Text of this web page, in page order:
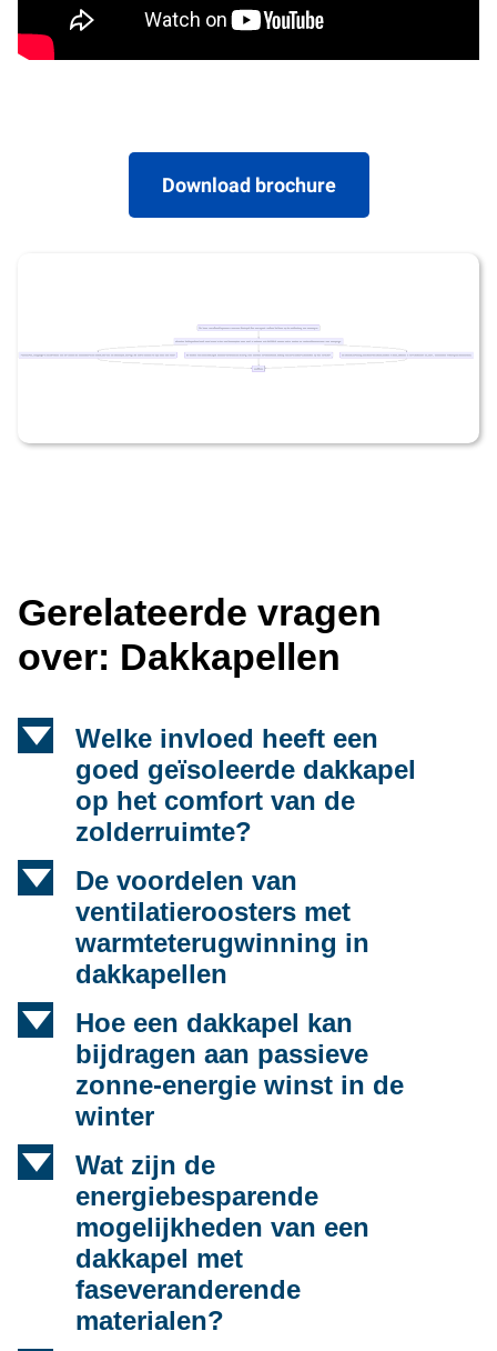
Download brochure
Gerelateerde vragen
over: Dakkapellen
d
Welke invloed heeft een
goed geïsoleerde dakkapel
op het comfort van de
zolderruimte?
d
De voordelen van
ventilatieroosters met
warmteterugwinning in
dakkapellen
d
Hoe een dakkapel kan
bijdragen aan passieve
zonne-energie winst in de
winter
d
Wat zijn de
energiebesparende
mogelijkheden van een
dakkapel met
faseveranderende
materialen?